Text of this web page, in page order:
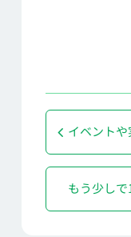
イベント
もう少しで